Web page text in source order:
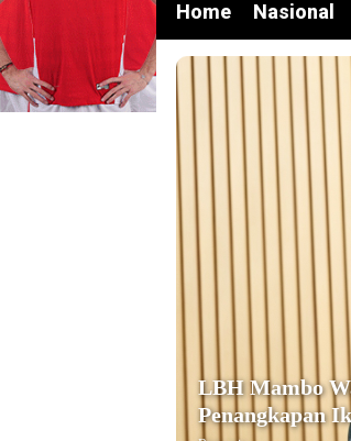
Home Nasional
LBH Mambo
Penangkapan